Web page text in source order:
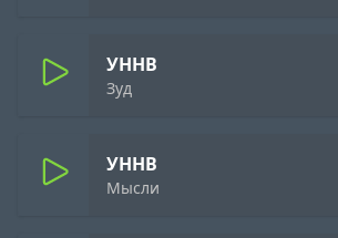
УННВ
Зуд
УННВ
Мысли